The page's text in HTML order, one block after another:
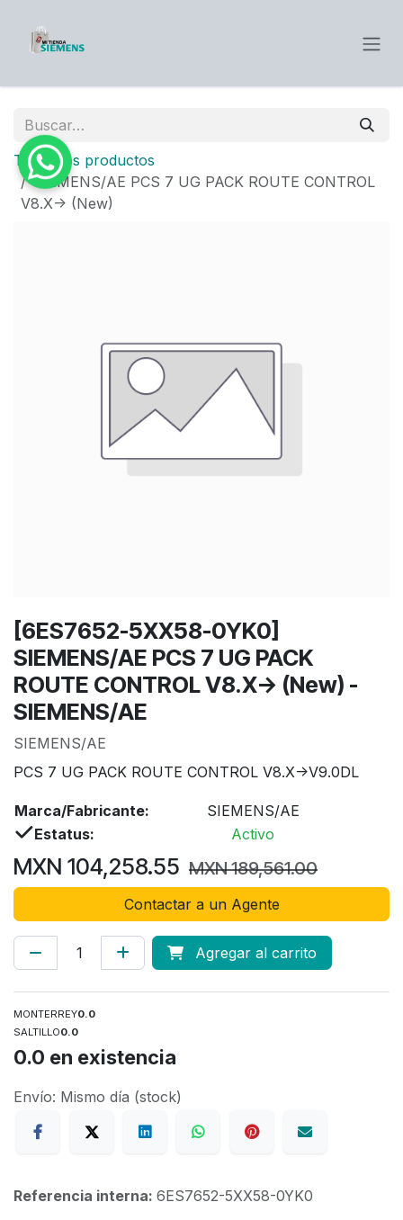
Todos los productos
SIEMENS/AE PCS 7 UG PACK ROUTE CONTROL
V8.X-> (New)
[6ES7652-5XX58-0YK0]
SIEMENS/AE PCS 7 UG PACK
ROUTE CONTROL V8.X-> (New) -
SIEMENS/AE
SIEMENS/AE
PCS 7 UG PACK ROUTE CONTROL V8.X->V9.0DL
Marca/Fabricante:
SIEMENS/AE
Estatus:
Activo
MXN 104,258.55 MXN189,561.00
Contactar a un Agente
Agregar al carrito
MONTERREY0.0
SALTILLO0.0
0.0 en existencia
Envío: Mismo día (stock)
Referencia interna: 6ES7652-5XX58-0YK0